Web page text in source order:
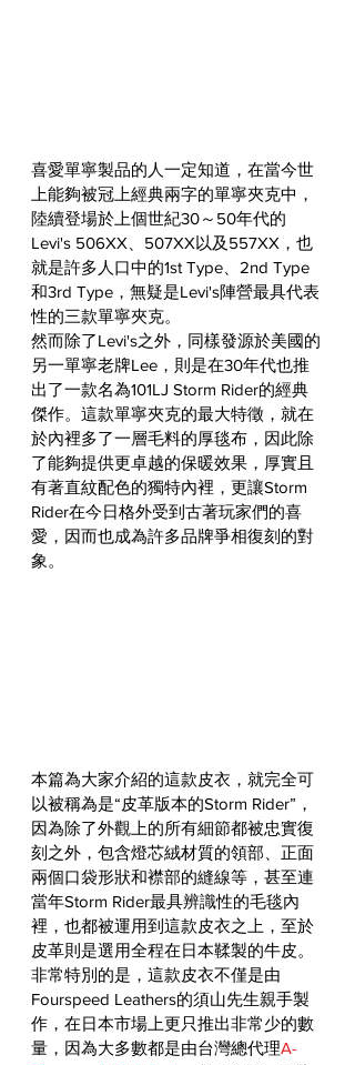
喜愛單寧製品的人一定知道，在當今世
上能夠被冠上經典兩字的單寧夾克中，
陸續登場於上個世紀30～50年代的
Levi's 506XX、507XX以及557XX，也
就是許多人口中的1st Type、2nd Type
和3rd Type，無疑是Levi's陣營最具代表
性的三款單寧夾克。
然而除了Levi's之外，同樣發源於美國的
另一單寧老牌Lee，則是在30年代也推
出了一款名為101LJ Storm Rider的經典
傑作。這款單寧夾克的最大特徵，就在
於內裡多了一層毛料的厚毯布，因此除
了能夠提供更卓越的保暖效果，厚實且
有著直紋配色的獨特內裡，更讓Storm
Rider在今日格外受到古著玩家們的喜
愛，因而也成為許多品牌爭相復刻的對
象。
本篇為大家介紹的這款皮衣，就完全可
以被稱為是“皮革版本的Storm Rider”，
因為除了外觀上的所有細節都被忠實復
刻之外，包含燈芯絨材質的領部、正面
兩個口袋形狀和襟部的縫線等，甚至連
當年Storm Rider最具辨識性的毛毯內
裡，也都被運用到這款皮衣之上，至於
皮革則是選用全程在日本鞣製的牛皮。
非常特別的是，這款皮衣不僅是由
Fourspeed Leathers的須山先生親手製
作，在日本市場上更只推出非常少的數
量，因為大多數都是由台灣總代理A-